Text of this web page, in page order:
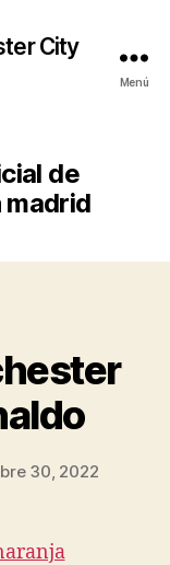
City
Menú
de
30, 2022